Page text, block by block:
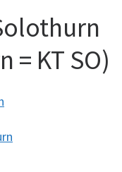
= KT SO)